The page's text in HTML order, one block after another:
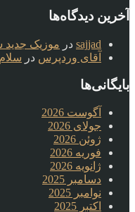
آخرین دیدگاه‌ها
sajjad در موزیک جدید
آقای وردپرس در
بایگانی‌ها
آگوست 2026
جولای 2026
ژوئن 2026
فوریه 2026
ژانویه 2026
دسامبر 2025
نوامبر 2025
اکتبر 2025